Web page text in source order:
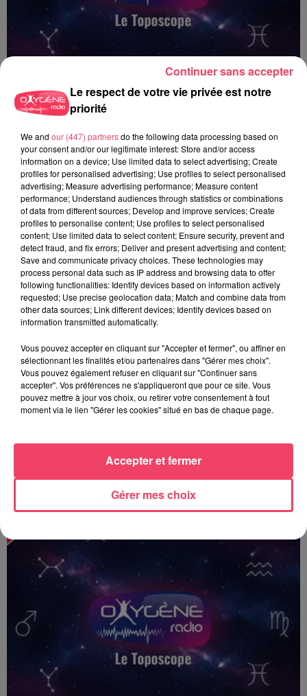
Le Toposcope - 19 06 2026
Le Toposcope - 18 06 2026
Le respect de votre vie privée est notre
priorité
We and our (447) partnersdo the following data processing based on
your consent and/or our legitimate interest: Store and/or access
information on a device; Use limited data to select advertising; Create
profiles for personalised advertising; Use profiles to select personalised
advertising; Measure advertising performance; Measure content
performance; Understand audiences through statistics or combinations
of data from different sources; Develop and improve services; Create
profiles to personalise content; Use profiles to select personalised
content; Use limited data to select content; Ensure security, prevent and
detect fraud, and fix errors; Deliver and present advertising and content;
Save and communicate privacy choices. These technologies may
process personal data such as IP address and browsing data to offer
following functionalities: Identify devices based on information actively
requested; Use precise geolocation data; Match and combine data from
other data sources; Link different devices; Identify devices based on
information transmitted automatically.
Vous pouvez accepter en cliquant sur "Accepter et fermer", ou affiner en
sélectionnant les finalités et/ou partenaires dans "Gérer mes choix".
Vous pouvez également refuser en cliquant sur "Continuer sans
accepter". Vos préférences ne s'appliqueront que pour ce site. Vous
pouvez mettre à jour vos choix, ou retirer votre consentement à tout
moment via le lien "Gérer les cookies" situé en bas de chaque page.
Gérer mes choix
Accepter et fermer
Continuer sans accepter